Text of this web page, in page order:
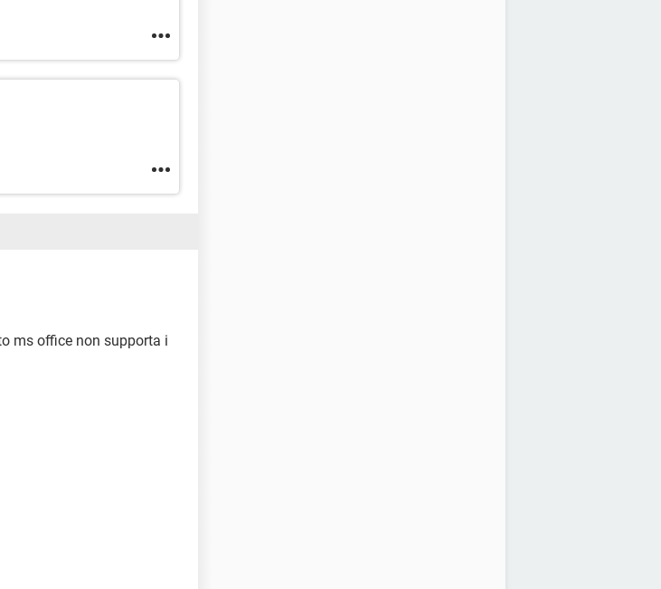
ms office non supporta i